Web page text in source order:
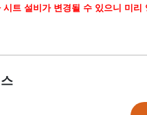
트 설비가 변경될 수 있으니 미리